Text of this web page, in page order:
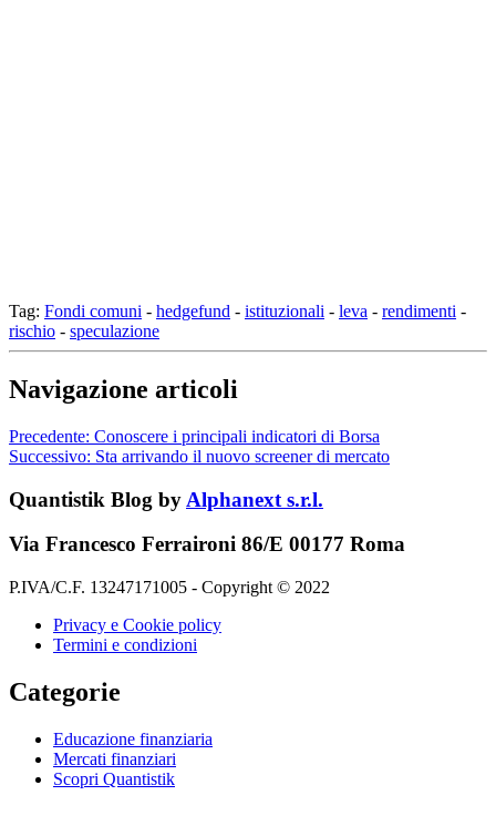
Tag: Fondi comuni - hedgefund - istituzionali - leva - rendimenti -
rischio - speculazione
Navigazione articoli
Precedente: Conoscere i principali indicatori di Borsa
Successivo: Sta arrivando il nuovo screener di mercato
Quantistik Blog by Alphanext s.r.l.
Via Francesco Ferraironi 86/E 00177 Roma
P.IVA/C.F. 13247171005 - Copyright © 2022
Privacy e Cookie policy
Termini e condizioni
Categorie
Educazione finanziaria
Mercati finanziari
Scopri Quantistik